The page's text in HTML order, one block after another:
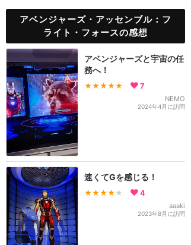
アベンジャーズ・アッセンブル：フ
ライト・フォースの感想
アベンジャーズと宇宙の任
務へ！
★★★★★ 7
NEMO
2024年4月に訪問
速くてGを感じる！
★★★★ ★ 4
aaaki
2023年8月に訪問